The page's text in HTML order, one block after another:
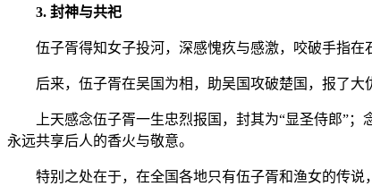
3. 封神与共祀
伍子胥得知女子投河，深感愧疚与感激，咬破手指
后来，伍子胥在吴国为相，助吴国攻破楚国，报了
上天感念伍子胥一生忠烈报国，封其为“显圣侍郎”
永远共享后人的香火与敬意。
特别之处在于，在全国各地只有伍子胥和渔女的传说